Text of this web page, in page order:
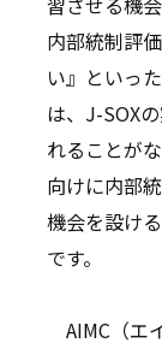
内部統制評
い』といっ
は、J-SOX
れることが
向けに内部
機会を設け
です。
AIMC（エ